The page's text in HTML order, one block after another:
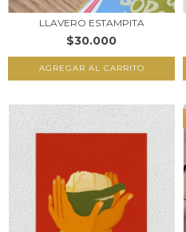
LLAVERO ESTAMPITA
$30.000